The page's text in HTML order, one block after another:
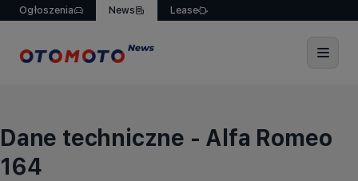
Ogłoszenia News Lease
Dane techniczne - Alfa
Dane techniczne - Alfa Romeo
164